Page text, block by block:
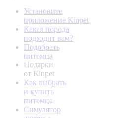
Установите
приложение Kinpet
Какая порода
подходит вам?
Подобрать
питомца
Подарки
от Kinpet
Как выбрать
и купить
питомца
Симулятор